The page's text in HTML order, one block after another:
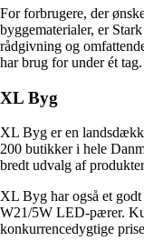
For forbrugere, der
byggematerialer, er
rådgivning og
har brug for under ét tag.
XL Byg
XL Byg er en
200 butikker i hele
bredt udvalg af
XL Byg har også et
W21/5W LED-pærer.
konkurrencedygtige